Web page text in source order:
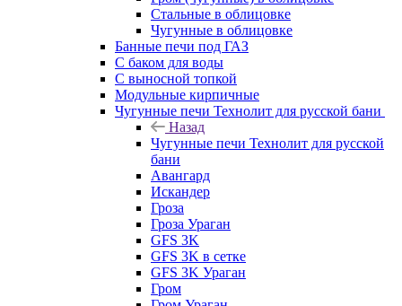
Стальные в облицовке
Чугунные в облицовке
Банные печи под ГАЗ
С баком для воды
С выносной топкой
Модульные кирпичные
Чугунные печи Технолит для русской бани
Назад
Чугунные печи Технолит для русской
бани
Авангард
Искандер
Гроза
Гроза Ураган
GFS 3K
GFS 3K в сетке
GFS 3K Ураган
Гром